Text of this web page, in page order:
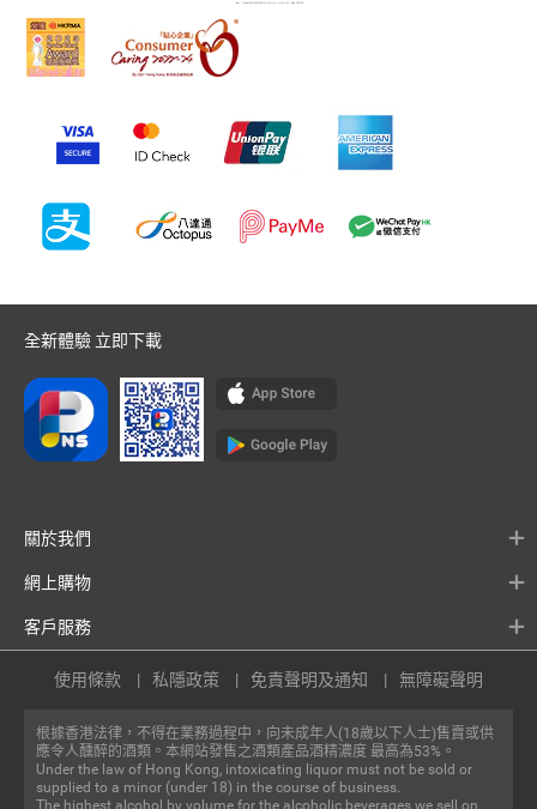
全新體驗 立即下載
關於我們
網上購物
客戶服務
根據香港法律，不得在業務過程中，向未成年人(18歲以下人士)售賣或供
應令人醺醉的酒類。本網站發售之酒類產品酒精濃度 最高為53%。
Under the law of Hong Kong, intoxicating liquor must not be sold or
supplied to a minor (under 18) in the course of business.
The highest alcohol by volume for the alcoholic beverages we sell on
使用條款 私隱政策 免責聲明及通知 無障礙聲明